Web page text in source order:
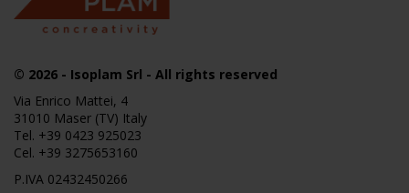
© 2026 - Isoplam Srl - All rights reserved
Via Enrico Mattei, 4
31010 Maser (TV) Italy
Tel. +39 0423 925023
Cel. +39 3275653160
P.IVA 02432450266